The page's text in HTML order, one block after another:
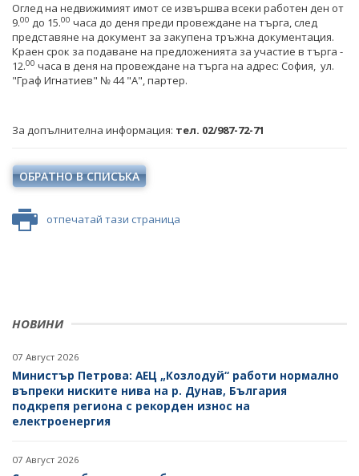
НОВИНИ
07 Август 2026
Министър Петрова: АЕЦ „Козлодуй“ работи нормално
въпреки ниските нива на р. Дунав, България
подкрепя региона с рекорден износ на
електроенергия
07 Август 2026
Оглед на недвижимият имот се извършва всеки работен ден от
9.00 до 15.00 часа до деня преди провеждане на търга, след
представяне на документ за закупена тръжна документация.
Краен срок за подаване на предложенията за участие в търга -
12.00 часа в деня на провеждане на търга на адрес: София, ул.
"Граф Игнатиев" № 44 "A", партер.
За допълнителна информация: тел. 02/987-72-71
ОБРАТНО В СПИСЪКА
отпечатай тази страница